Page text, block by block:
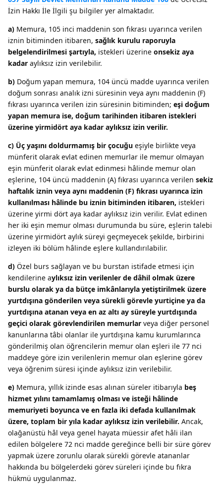
İzin Hakkı İle İlgili şu bilgiler yer almaktadır.
a) Memura, 105 inci maddenin son fıkrası uyarınca verilen
iznin bitiminden itibaren, sağlık kurulu raporuyla
belgelendirilmesi şartıyla, istekleri üzerine onsekiz aya
kadar aylıksız izin verilebilir.
b) Doğum yapan memura, 104 üncü madde uyarınca verilen
doğum sonrası analık izni süresinin veya aynı maddenin (F)
fıkrası uyarınca verilen izin süresinin bitiminden; eşi doğum
yapan memura ise, doğum tarihinden itibaren istekleri
üzerine yirmidört aya kadar aylıksız izin verilir.
c) Üç yaşını doldurmamış bir çocuğu eşiyle birlikte veya
münferit olarak evlat edinen memurlar ile memur olmayan
eşin münferit olarak evlat edinmesi hâlinde memur olan
eşlerine, 104 üncü maddenin (A) fıkrası uyarınca verilen sekiz
haftalık iznin veya aynı maddenin (F) fıkrası uyarınca izin
kullanılması hâlinde bu iznin bitiminden itibaren, istekleri
üzerine yirmi dört aya kadar aylıksız izin verilir. Evlat edinen
her iki eşin memur olması durumunda bu süre, eşlerin talebi
üzerine yirmidört aylık süreyi geçmeyecek şekilde, birbirini
izleyen iki bölüm hâlinde eşlere kullandırılabilir.
d) Özel burs sağlayan ve bu burstan istifade etmesi için
kendilerine aylıksız izin verilenler de dâhil olmak üzere
burslu olarak ya da bütçe imkânlarıyla yetiştirilmek üzere
yurtdışına gönderilen veya sürekli görevle yurtiçine ya da
yurtdışına atanan veya en az altı ay süreyle yurtdışında
geçici olarak görevlendirilen memurlar veya diğer personel
kanunlarına tâbi olanlar ile yurtdışına kamu kurumlarınca
gönderilmiş olan öğrencilerin memur olan eşleri ile 77 nci
maddeye göre izin verilenlerin memur olan eşlerine görev
veya öğrenim süresi içinde aylıksız izin verilebilir.
e) Memura, yıllık izinde esas alınan süreler itibarıyla beş
hizmet yılını tamamlamış olması ve isteği hâlinde
memuriyeti boyunca ve en fazla iki defada kullanılmak
üzere, toplam bir yıla kadar aylıksız izin verilebilir. Ancak,
olağanüstü hâl veya genel hayata müessir afet hâli ilan
edilen bölgelere 72 nci madde gereğince belli bir süre görev
yapmak üzere zorunlu olarak sürekli görevle atananlar
hakkında bu bölgelerdeki görev süreleri içinde bu fıkra
hükmü uygulanmaz.